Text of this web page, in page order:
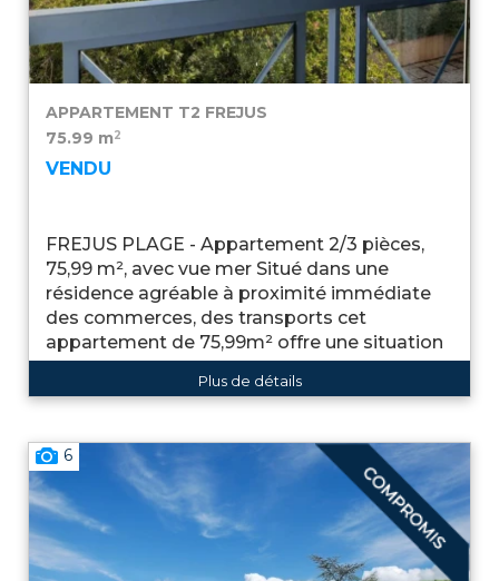
APPARTEMENT T2 FREJUS
75.99 m2
VENDU
FREJUS PLAGE - Appartement 2/3 pièces,
75,99 m², avec vue mer Situé dans une
résidence agréable à proximité immédiate
des commerces, des transports cet
appartement de 75,99m² offre une situation
...
Plus de détails
6